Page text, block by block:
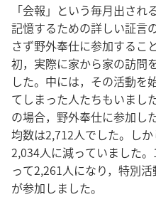
「会報」という毎月出さ
記憶するための詳しい証言
さず野外奉仕に参加するこ
初，実際に家から家の訪問
した。中には，その活動を
てしまった人たちもいまし
の場合，野外奉仕に参加し
均数は2,712人でした。し
2,034人に減っていました
って2,261人になり，特別
が参加しました。